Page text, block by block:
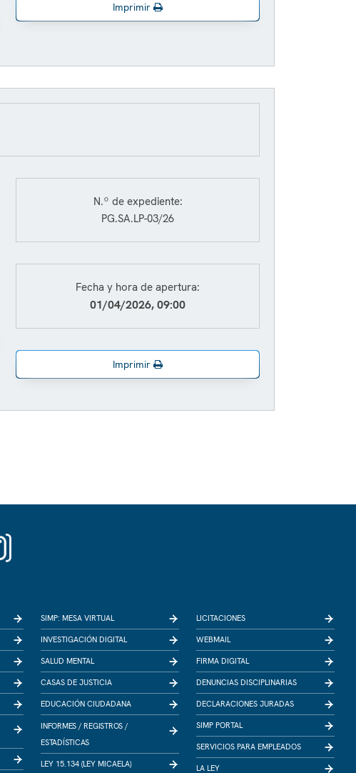
Imprimir
N.º de expediente:
PG.SA.LP-03/26
Fecha y hora de apertura:
01/04/2026, 09:00
Imprimir
SIMP: MESA VIRTUAL
INVESTIGACIÓN DIGITAL
SALUD MENTAL
CASAS DE JUSTICIA
EDUCACIÓN CIUDADANA
INFORMES / REGISTROS /
ESTADÍSTICAS
LEY 15.134 (LEY MICAELA)
LICITACIONES
WEBMAIL
FIRMA DIGITAL
DENUNCIAS DISCIPLINARIAS
DECLARACIONES JURADAS
SIMP PORTAL
SERVICIOS PARA EMPLEADOS
LA LEY